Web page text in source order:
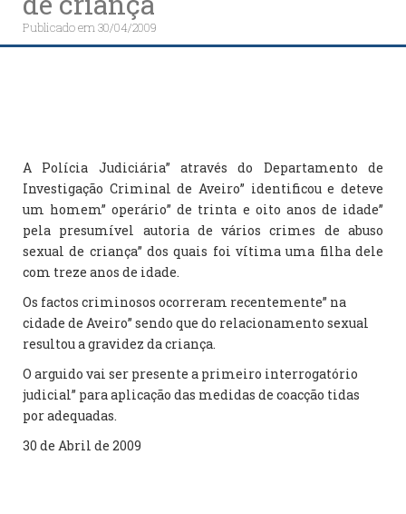
Publicado em30/04/2009
A Polícia Judiciária” através do Departamento de
Investigação Criminal de Aveiro” identificou e deteve
um homem” operário” de trinta e oito anos de idade”
pela presumível autoria de vários crimes de abuso
sexual de criança” dos quais foi vítima uma filha dele
com treze anos de idade.
Os factos criminosos ocorreram recentemente” na
cidade de Aveiro” sendo que do relacionamento sexual
resultou a gravidez da criança.
O arguido vai ser presente a primeiro interrogatório
judicial” para aplicação das medidas de coacção tidas
por adequadas.
30 de Abril de 2009